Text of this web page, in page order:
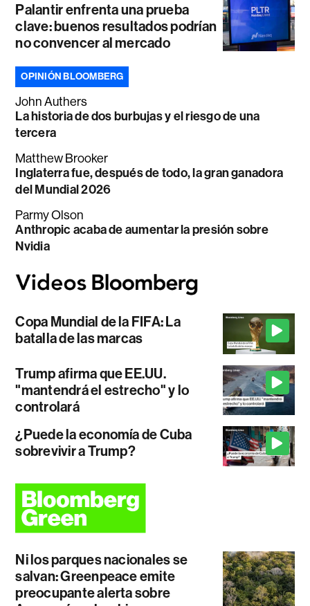
Palantir enfrenta una prueba
clave: buenos resultados podrían
no convencer al mercado
OPINIÓN BLOOMBERG
John Authers
La historia de dos burbujas y el riesgo de una
tercera
Matthew Brooker
Inglaterra fue, después de todo, la gran ganadora
del Mundial 2026
Parmy Olson
Anthropic acaba de aumentar la presión sobre
Nvidia
Copa Mundial de la FIFA: La
batalla de las marcas
Trump afirma que EE.UU.
"mantendrá el estrecho" y lo
controlará
¿Puede la economía de Cuba
sobrevivir a Trump?
Ni los parques nacionales se
salvan: Greenpeace emite
preocupante alerta sobre